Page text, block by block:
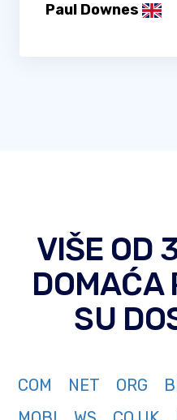
Paul Downes
VIŠE OD
DOMAĆA
SU
COM NET ORG